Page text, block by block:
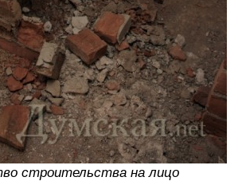
строительства на лицо